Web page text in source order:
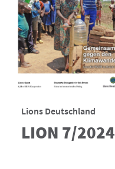
Lions Deutschland
LION 7/2024